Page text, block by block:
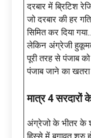
दरबार में ब्रिटिश
जो दरबार की हर
सिमित कर दिया
लेकिन अंग्रेजी
पूरी तरह से पंजाब
पंजाब जाने का खतरा
मात्र 4 सरदारों
अंग्रेजो के भीतर के